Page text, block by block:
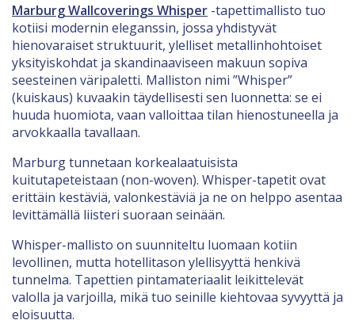
Marburg Wallcoverings Whisper -tapettimallisto tuo
kotiisi modernin eleganssin, jossa yhdistyvät
hienovaraiset struktuurit, ylelliset metallinhohtoiset
yksityiskohdat ja skandinaaviseen makuun sopiva
seesteinen väripaletti. Malliston nimi ”Whisper”
(kuiskaus) kuvaakin täydellisesti sen luonnetta: se ei
huuda huomiota, vaan valloittaa tilan hienostuneella ja
arvokkaalla tavallaan.
Marburg tunnetaan korkealaatuisista
kuitutapeteistaan (non-woven). Whisper-tapetit ovat
erittäin kestäviä, valonkestäviä ja ne on helppo asentaa
levittämällä liisteri suoraan seinään.
Whisper-mallisto on suunniteltu luomaan kotiin
levollinen, mutta hotellitason ylellisyyttä henkivä
tunnelma. Tapettien pintamateriaalit leikittelevät
valolla ja varjoilla, mikä tuo seinille kiehtovaa syvyyttä ja
eloisuutta.